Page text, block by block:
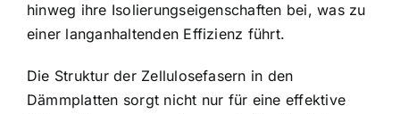
hinweg ihre Isolierungseigenschaften bei, was zu
einer langanhaltenden Effizienz führt.
Die Struktur der Zellulosefasern in den
Dämmplatten sorgt nicht nur für eine effektive